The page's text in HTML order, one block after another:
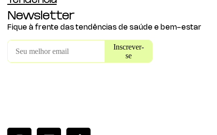
Newsletter
Fique à frente das tendências de saúde e bem-estar